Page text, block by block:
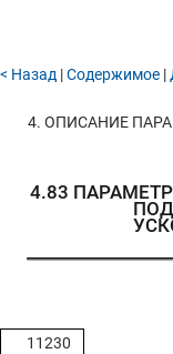
< Назад |Содержимое |
4. ОПИСАНИЕ
4.83
11230